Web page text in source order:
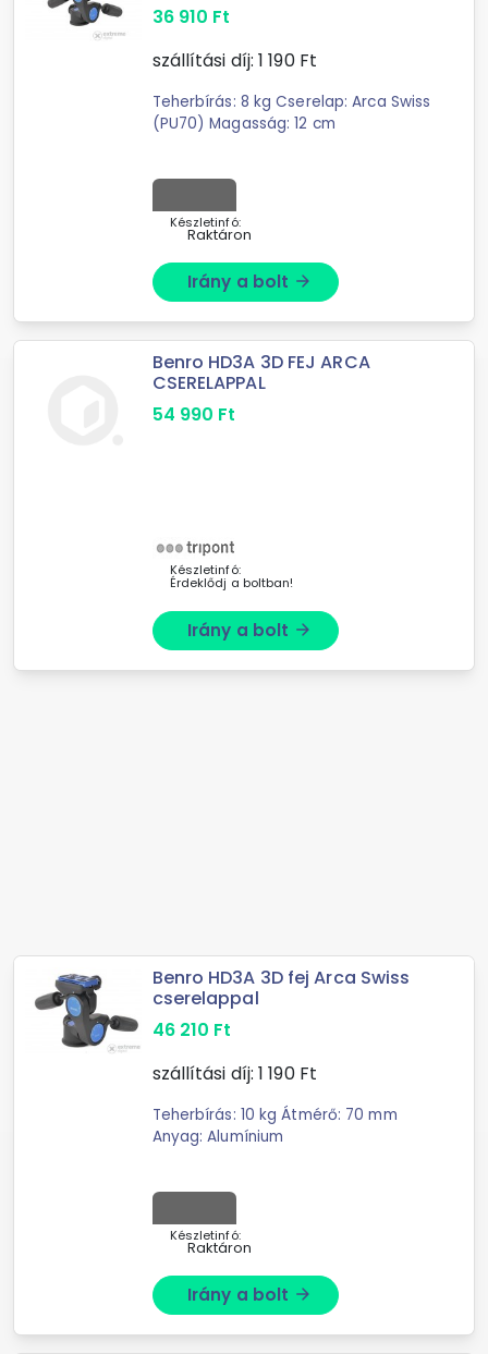
36 910 Ft
szállítási díj: 1 190Ft
Teherbírás: 8 kg Cserelap: Arca Swiss
(PU70) Magasság: 12 cm
Készletinfó:
Raktáron
Irány a bolt arrow_forward
Benro HD3A 3D FEJ ARCA
CSERELAPPAL
54 990 Ft
Készletinfó:
Érdeklődj a boltban!
Irány a bolt arrow_forward
Benro HD3A 3D fej Arca Swiss
cserelappal
46 210 Ft
szállítási díj: 1 190Ft
Teherbírás: 10 kg Átmérő: 70 mm
Anyag: Alumínium
Készletinfó:
Raktáron
Irány a bolt arrow_forward